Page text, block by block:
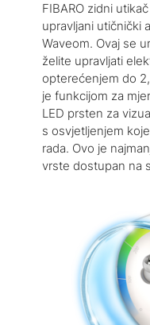
FIBARO zidni
upravljani utičnički
Waveom. Ovaj se
želite upravljati
opterećenjem do
je funkcijom za
LED prsten za
s osvjetljenjem
rada. Ovo je
vrste dostupan na